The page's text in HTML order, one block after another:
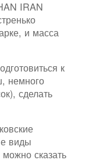
IRAN
и масса
к
немного
сделать
виды
сказать